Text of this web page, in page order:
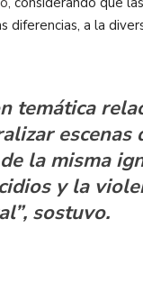
a la
temática
la misma
y la
sostuvo.